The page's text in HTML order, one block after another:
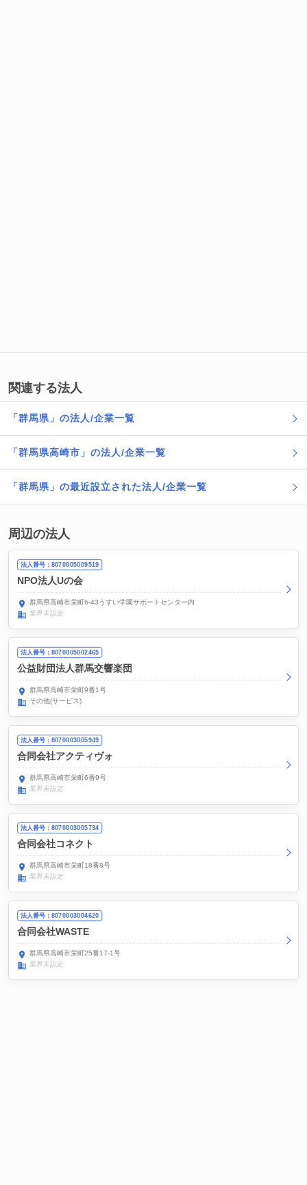
関連する法人
「群馬県」の法人/企業一覧
「群馬県高崎市」の法人/企業一覧
「群馬県」の最近設立された法人/企業一覧
周辺の法人
法人番号：8070005009519
NPO法人Uの会
群馬県高崎市栄町6-43うすい学園サポートセンター内
業界未設定
法人番号：8070005002465
公益財団法人群馬交響楽団
群馬県高崎市栄町9番1号
その他(サービス)
法人番号：8070003005949
合同会社アクティヴォ
群馬県高崎市栄町6番9号
業界未設定
法人番号：8070003005734
合同会社コネクト
群馬県高崎市栄町18番8号
業界未設定
法人番号：8070003004620
合同会社WASTE
群馬県高崎市栄町25番17-1号
業界未設定